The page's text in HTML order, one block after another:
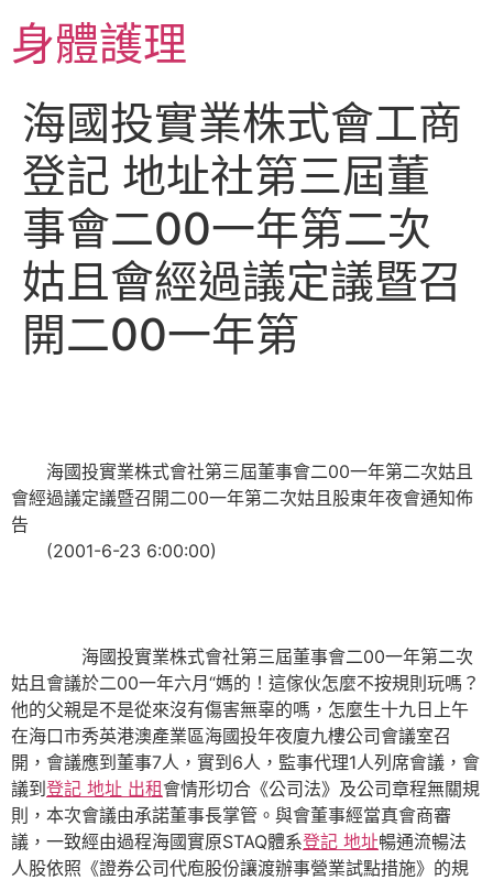
主身體護理
海國投實業株式會工商
登記 地址社第三屆董
事會二00一年第二次
姑且會經過議定議暨召
開二00一年第
海國投實業株式會社第三屆董事會二00一年第二次姑且
會經過議定議暨召開二00一年第二次姑且股東年夜會通知佈
告
(2001-6-23 6:00:00)
海國投實業株式會社第三屆董事會二00一年第二次
姑且會議於二00一年六月“媽的！這傢伙怎麼不按規則玩嗎？
他的父親是不是從來沒有傷害無辜的嗎，怎麼生十九日上午
在海口市秀英港澳產業區海國投年夜廈九樓公司會議室召
開，會議應到董事7人，實到6人，監事代理1人列席會議，會
議到 登記 地址 出租會情形切合《公司法》及公司章程無關規
則，本次會議由承諾董事長掌管。與會董事經當真會商審
議，一致經由過程海國實原STAQ體系登記 地址暢通流暢法
人股依照《證券公司代庖股份讓渡辦事營業試點措施》的規